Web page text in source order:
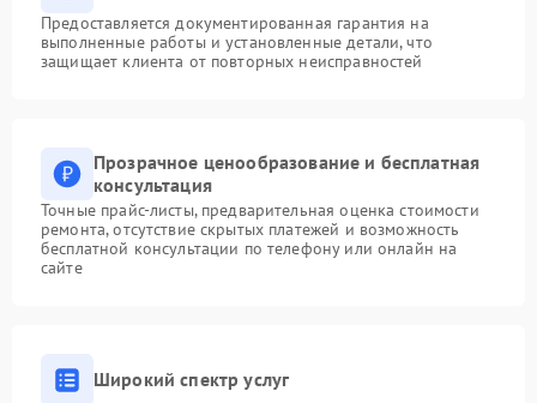
Предоставляется документированная гарантия на
выполненные работы и установленные детали, что
защищает клиента от повторных неисправностей
Прозрачное ценообразование и бесплатная
консультация
Точные прайс-листы, предварительная оценка стоимости
ремонта, отсутствие скрытых платежей и возможность
бесплатной консультации по телефону или онлайн на
сайте
Широкий спектр услуг